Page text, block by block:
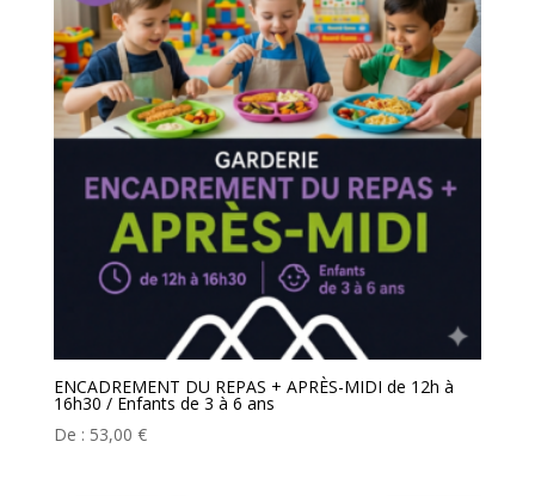
ENCADREMENT DU REPAS + APRÈS-MIDI de 12h à
16h30 / Enfants de 3 à 6 ans
De : 53,00 €